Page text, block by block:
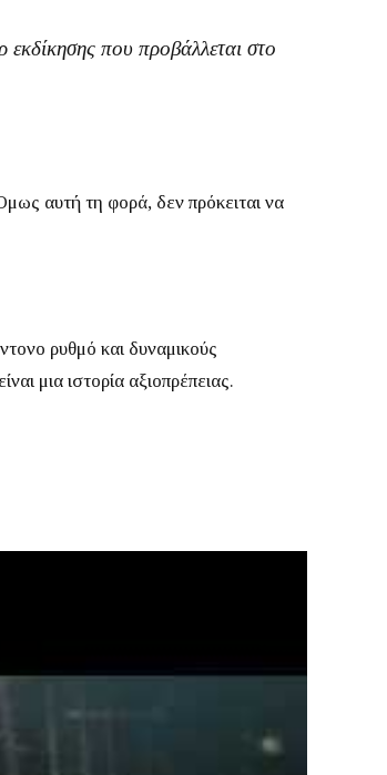
εκδίκησης που προβάλλεται στο
αυτή τη φορά, δεν πρόκειται να
ρυθμό και δυναμικούς
μια ιστορία αξιοπρέπειας.